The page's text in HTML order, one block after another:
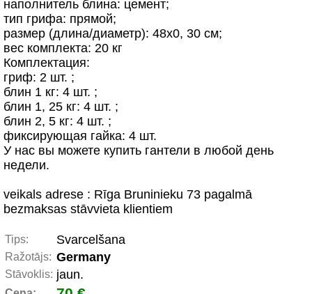
наполнитель блина: цемент;
тип грифа: прямой;
размер (длина/диаметр): 48х0, 30 см;
вес комплекта: 20 кг
Комплектация:
гриф: 2 шт. ;
блин 1 кг: 4 шт. ;
блин 1, 25 кг: 4 шт. ;
блин 2, 5 кг: 4 шт. ;
фиксирующая гайка: 4 шт.
У нас вы можете купить гантели в любой день
недели.
veikals adrese : Rīga Bruninieku 73 pagalmā
bezmaksas stāvvieta klientiem
Tips: Svarcelšana
Ražotājs: Germany
Stāvoklis: jaun.